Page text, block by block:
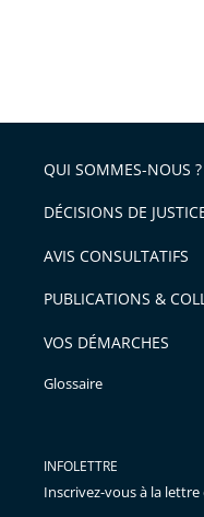
QUI SOMMES-NOUS ?
DÉCISIONS DE
AVIS CONSULTATIFS
PUBLICATIONS &
VOS DÉMARCHES
Glossaire
INFOLETTRE
Inscrivez-vous à la